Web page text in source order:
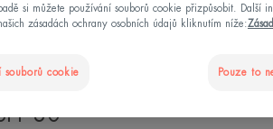
30"
si můžete používání souborů cookie přizpůsobit. Další
zásadách ochrany osobních údajů kliknutím níže:
souborů cookie Pouze to